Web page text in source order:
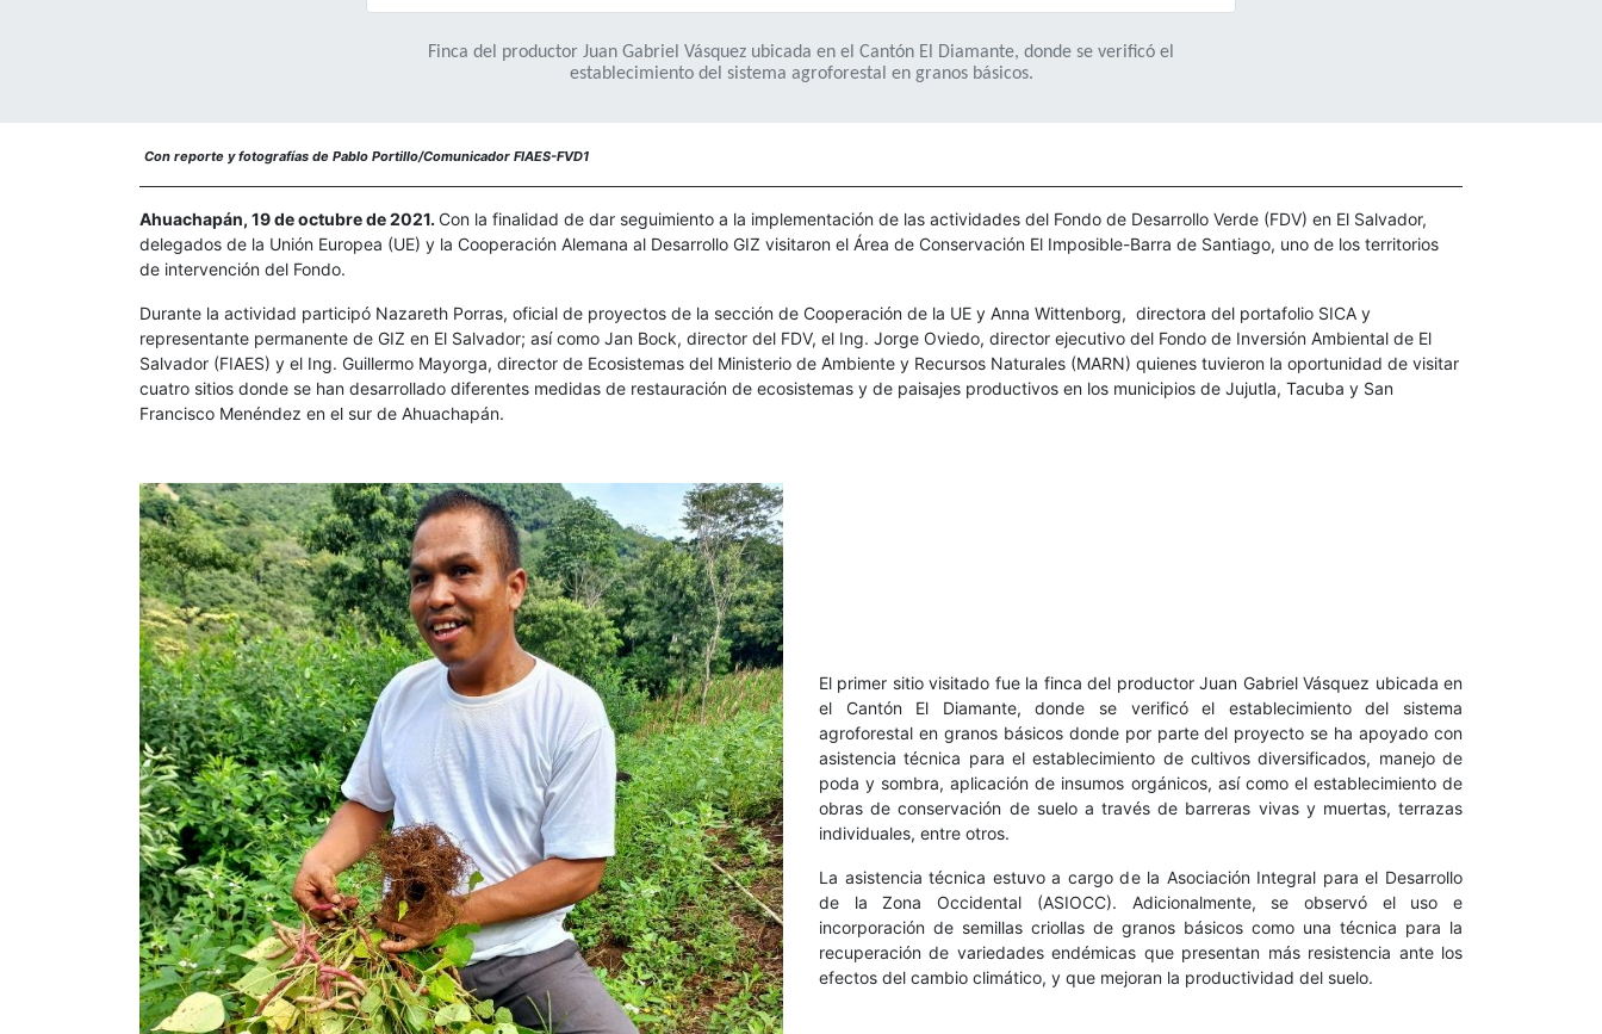
Finca del productor Juan Gabriel Vásquez ubicada en el Cantón El Diamante, donde se verificó el
establecimiento del sistema agroforestal en granos básicos.
Con reporte y fotografías de Pablo Portillo/Comunicador FIAES-FVD1
Ahuachapán, 19 de octubre de 2021. Con la finalidad de dar seguimiento a la implementación de las actividades del Fondo de Desarrollo Verde (FDV) en El Salvador,
delegados de la Unión Europea (UE) y la Cooperación Alemana al Desarrollo GIZ visitaron el Área de Conservación El Imposible-Barra de Santiago, uno de los territorios
de intervención del Fondo.
Durante la actividad participó Nazareth Porras, oficial de proyectos de la sección de Cooperación de la UE y Anna Wittenborg, directora del portafolio SICA y
representante permanente de GIZ en El Salvador; así como Jan Bock, director del FDV, el Ing. Jorge Oviedo, director ejecutivo del Fondo de Inversión Ambiental de El
Salvador (FIAES) y el Ing. Guillermo Mayorga, director de Ecosistemas del Ministerio de Ambiente y Recursos Naturales (MARN) quienes tuvieron la oportunidad de visitar
cuatro sitios donde se han desarrollado diferentes medidas de restauración de ecosistemas y de paisajes productivos en los municipios de Jujutla, Tacuba y San
Francisco Menéndez en el sur de Ahuachapán.
El primer sitio visitado fue la finca del productor Juan Gabriel Vásquez ubicada en
el Cantón El Diamante, donde se verificó el establecimiento del sistema
agroforestal en granos básicos donde por parte del proyecto se ha apoyado con
asistencia técnica para el establecimiento de cultivos diversificados, manejo de
poda y sombra, aplicación de insumos orgánicos, así como el establecimiento de
obras de conservación de suelo a través de barreras vivas y muertas, terrazas
individuales, entre otros.
La asistencia técnica estuvo a cargo de la Asociación Integral para el Desarrollo
de la Zona Occidental (ASIOCC). Adicionalmente, se observó el uso e
incorporación de semillas criollas de granos básicos como una técnica para la
recuperación de variedades endémicas que presentan más resistencia ante los
efectos del cambio climático, y que mejoran la productividad del suelo.